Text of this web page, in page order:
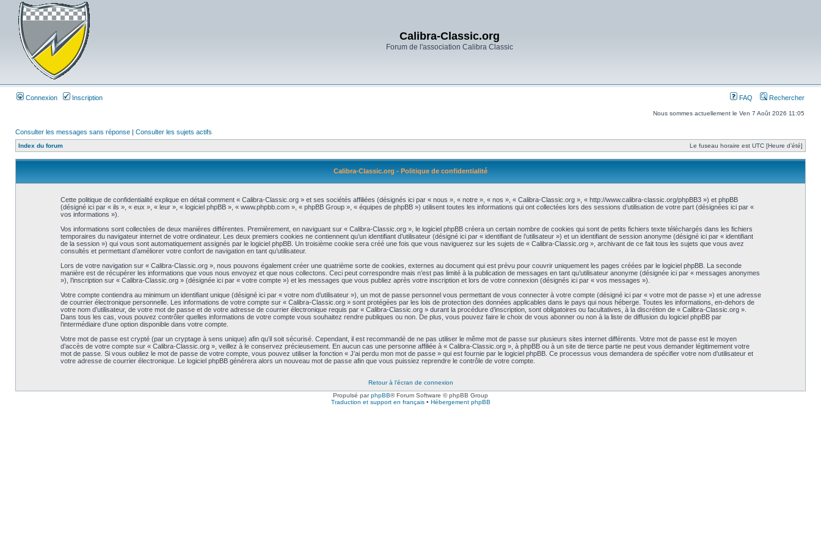
Calibra-Classic.org
Forum de l'association Calibra Classic
Connexion Inscription FAQ Rechercher
Nous sommes actuellement le Ven 7 Août 2026 11:05
Consulter les messages sans réponse | Consulter les sujets actifs
Index du forum Le fuseau horaire est UTC [Heure d’été]
Calibra-Classic.org - Politique de confidentialité
Cette politique de confidentialité explique en détail comment « Calibra-Classic.org » et ses sociétés affiliées (désignés ici par « nous », « notre », « nos », « Calibra-Classic.org », « http://www.calibra-classic.org/phpBB3 ») et phpBB
(désigné ici par « ils », « eux », « leur », « logiciel phpBB », « www.phpbb.com », « phpBB Group », « équipes de phpBB ») utilisent toutes les informations qui ont collectées lors des sessions d’utilisation de votre part (désignées ici par «
vos informations »).
Vos informations sont collectées de deux manières différentes. Premièrement, en naviguant sur « Calibra-Classic.org », le logiciel phpBB créera un certain nombre de cookies qui sont de petits fichiers texte téléchargés dans les fichiers
temporaires du navigateur internet de votre ordinateur. Les deux premiers cookies ne contiennent qu’un identifiant d’utilisateur (désigné ici par « identifiant de l’utilisateur ») et un identifiant de session anonyme (désigné ici par « identifiant
de la session ») qui vous sont automatiquement assignés par le logiciel phpBB. Un troisième cookie sera créé une fois que vous naviguerez sur les sujets de « Calibra-Classic.org », archivant de ce fait tous les sujets que vous avez
consultés et permettant d’améliorer votre confort de navigation en tant qu’utilisateur.
Lors de votre navigation sur « Calibra-Classic.org », nous pouvons également créer une quatrième sorte de cookies, externes au document qui est prévu pour couvrir uniquement les pages créées par le logiciel phpBB. La seconde
manière est de récupérer les informations que vous nous envoyez et que nous collectons. Ceci peut correspondre mais n’est pas limité à la publication de messages en tant qu’utilisateur anonyme (désignée ici par « messages anonymes
»), l’inscription sur « Calibra-Classic.org » (désignée ici par « votre compte ») et les messages que vous publiez après votre inscription et lors de votre connexion (désignés ici par « vos messages »).
Votre compte contiendra au minimum un identifiant unique (désigné ici par « votre nom d’utilisateur »), un mot de passe personnel vous permettant de vous connecter à votre compte (désigné ici par « votre mot de passe ») et une adresse
de courrier électronique personnelle. Les informations de votre compte sur « Calibra-Classic.org » sont protégées par les lois de protection des données applicables dans le pays qui nous héberge. Toutes les informations, en-dehors de
votre nom d’utilisateur, de votre mot de passe et de votre adresse de courrier électronique requis par « Calibra-Classic.org » durant la procédure d’inscription, sont obligatoires ou facultatives, à la discrétion de « Calibra-Classic.org ».
Dans tous les cas, vous pouvez contrôler quelles informations de votre compte vous souhaitez rendre publiques ou non. De plus, vous pouvez faire le choix de vous abonner ou non à la liste de diffusion du logiciel phpBB par
l’intermédiaire d’une option disponible dans votre compte.
Votre mot de passe est crypté (par un cryptage à sens unique) afin qu’il soit sécurisé. Cependant, il est recommandé de ne pas utiliser le même mot de passe sur plusieurs sites internet différents. Votre mot de passe est le moyen
d’accès de votre compte sur « Calibra-Classic.org », veillez à le conservez précieusement. En aucun cas une personne affiliée à « Calibra-Classic.org », à phpBB ou à un site de tierce partie ne peut vous demander légitimement votre
mot de passe. Si vous oubliez le mot de passe de votre compte, vous pouvez utiliser la fonction « J’ai perdu mon mot de passe » qui est fournie par le logiciel phpBB. Ce processus vous demandera de spécifier votre nom d’utilisateur et
votre adresse de courrier électronique. Le logiciel phpBB générera alors un nouveau mot de passe afin que vous puissiez reprendre le contrôle de votre compte.
Retour à l’écran de connexion
Propulsé parphpBB® Forum Software © phpBB Group
Traduction et support en français• Hébergement phpBB